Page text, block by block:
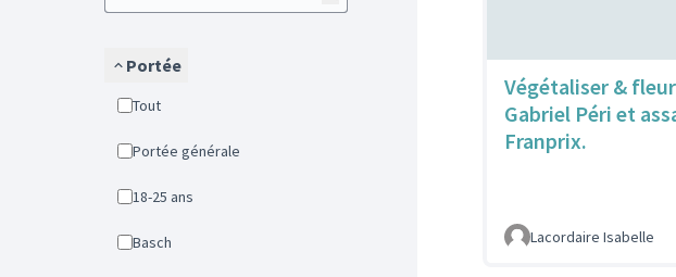
Portée
Tout
Portée générale
18-25 ans
Basch
Végétaliser &
Gabriel Péri et
Franprix.
Lacordaire Isabelle